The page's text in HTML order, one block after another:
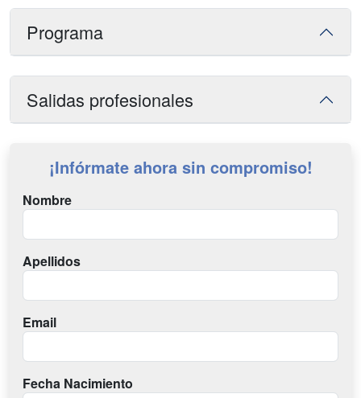
Programa
Salidas profesionales
¡Infórmate ahora sin compromiso!
Nombre
Apellidos
Email
Fecha Nacimiento